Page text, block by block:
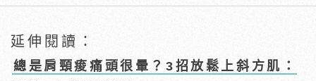
延伸閱讀：
總是肩頸痠痛頭很暈？3招放鬆上斜方肌：